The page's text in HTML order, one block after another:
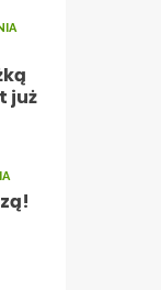
już